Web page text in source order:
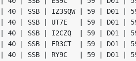
| 40 | SSB | IZ3SQW | 59 | D01 |
| 40 | SSB | UT7E   | 59 | D01 |
| 40 | SSB | I2CZQ  | 59 | D01 |
| 40 | SSB | ER3CT  | 59 | D01 |
| 40 | SSB | RY9C   | 59 | D01 |